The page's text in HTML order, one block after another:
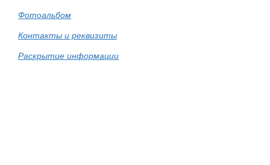
Фотоальбом
Контакты и реквизиты
Раскрытие информации